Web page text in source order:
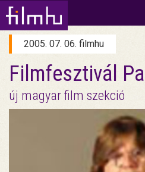
2005. 07. 06. filmhu
Filmfesztivál
új magyar film szekció